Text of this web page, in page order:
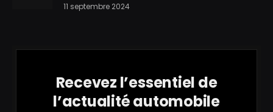
11 septembre 2024
Recevez l’essentiel de
l’actualité automobile